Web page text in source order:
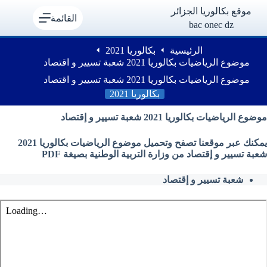
موقع بكالوريا الجزائر
bac onec dz
القائمة
الرئيسية
بكالوريا 2021
موضوع الرياضيات بكالوريا 2021 شعبة تسيير و اقتصاد
موضوع الرياضيات بكالوريا 2021 شعبة تسيير و اقتصاد
بكالوريا 2021
موضوع الرياضيات بكالوريا 2021 شعبة تسيير و إقتصاد
يمكنك عبر موقعنا تصفح وتحميل موضوع الرياضيات بكالوريا 2021
شعبة تسيير و إقتصاد من وزارة التربية الوطنية بصيغة PDF
شعبة تسيير و إقتصاد